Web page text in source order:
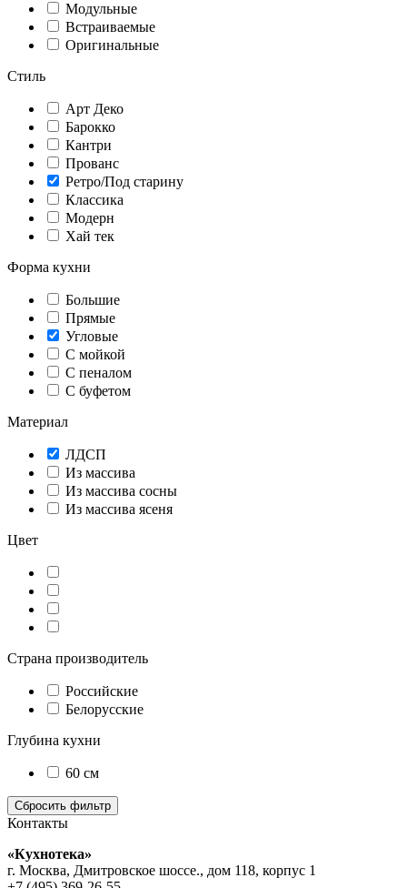
Модульные
Встраиваемые
Оригинальные
Стиль
Арт Деко
Барокко
Кантри
Прованс
Ретро/Под старину
Классика
Модерн
Хай тек
Форма кухни
Большие
Прямые
Угловые
С мойкой
С пеналом
С буфетом
Материал
ЛДСП
Из массива
Из массива сосны
Из массива ясеня
Цвет
Страна производитель
Российские
Белорусские
Глубина кухни
60 см
Контакты
«Кухнотека»
г. Москва, Дмитровское шоссе., дом 118, корпус 1